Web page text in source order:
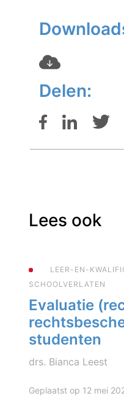
Delen:
Lees ook
LEER-EN-
SCHOOLVERLATEN
Evaluatie
studenten
drs. Bianca Leest
Geplaatst op 12 mei